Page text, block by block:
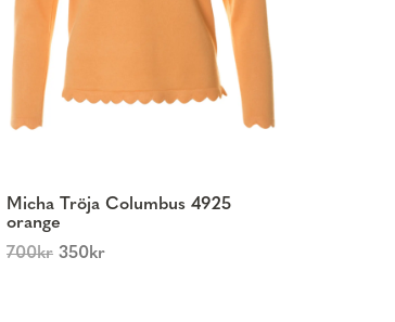
Micha Tröja Columbus 4925
orange
700kr 350kr